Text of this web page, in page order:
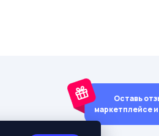
Оставь
маркетплейсе